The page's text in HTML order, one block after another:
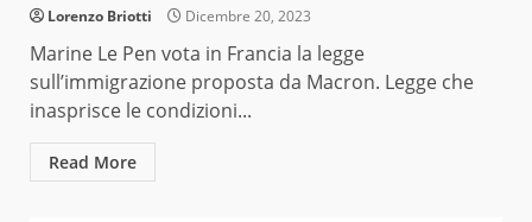
Lorenzo Briotti Dicembre 20, 2023
Marine Le Pen vota in Francia la legge
sull’immigrazione proposta da Macron. Legge che
inasprisce le condizioni...
Read More